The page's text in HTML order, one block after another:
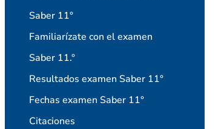
Saber 11°
Familiarízate con el examen
Saber 11.°
Resultados examen Saber 11°
Fechas examen Saber 11°
Citaciones